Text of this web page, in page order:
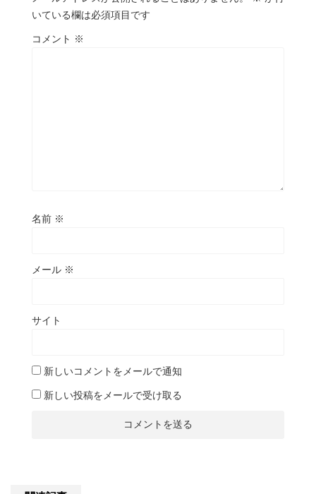
いている欄は必須項目です
コメント ※
名前 ※
メール ※
サイト
新しいコメントをメールで通知
新しい投稿をメールで受け取る